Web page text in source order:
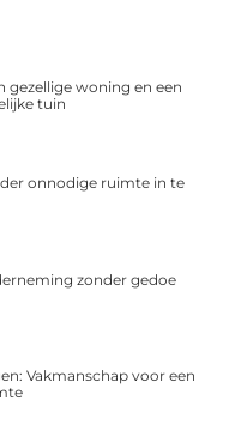
gezellige woning en een
tuin
onnodige ruimte in te
zonder gedoe
Vakmanschap voor een